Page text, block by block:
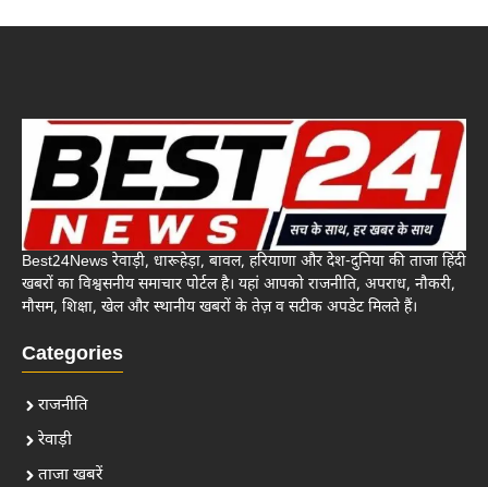
Best24News रेवाड़ी, धारूहेड़ा, बावल, हरियाणा और देश-दुनिया की ताजा हिंदी
खबरों का विश्वसनीय समाचार पोर्टल है। यहां आपको राजनीति, अपराध, नौकरी,
मौसम, शिक्षा, खेल और स्थानीय खबरों के तेज़ व सटीक अपडेट मिलते हैं।
Categories
राजनीति
रेवाड़ी
ताजा खबरें